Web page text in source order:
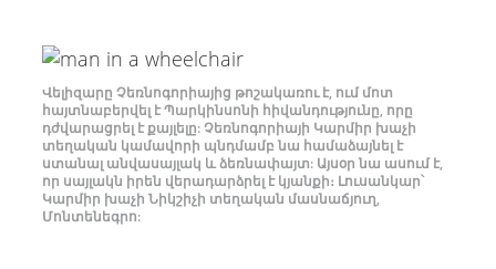
Վելիզարը Չեռնոգորիայից թոշակառու է, ում մոտ
հայտնաբերվել է Պարկինսոնի հիվանդությունը, որը
դժվարացրել է քայլելը: Չեռնոգորիայի Կարմիր խաչի
տեղական կամավորի պնդմամբ նա համաձայնել է
ստանալ անվասայլակ և ձեռնափայտ: Այսօր նա ասում է,
որ սայլակն իրեն վերադարձրել է կյանքի։ Լուսանկար՝
Կարմիր խաչի Նիկշիչի տեղական մասնաճյուղ,
Մոնտենեգրո: